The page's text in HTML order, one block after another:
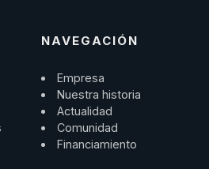
NAVEGACIÓN
Empresa
Nuestra historia
Actualidad
Comunidad
Financiamiento